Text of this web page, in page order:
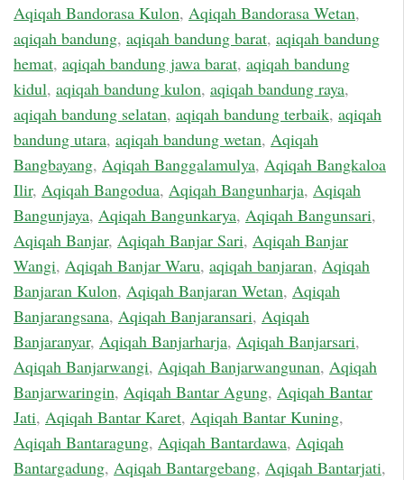
Aqiqah Bandorasa Kulon, Aqiqah Bandorasa Wetan,
aqiqah bandung, aqiqah bandung barat, aqiqah bandung
hemat, aqiqah bandung jawa barat, aqiqah bandung
kidul, aqiqah bandung kulon, aqiqah bandung raya,
aqiqah bandung selatan, aqiqah bandung terbaik, aqiqah
bandung utara, aqiqah bandung wetan, Aqiqah
Bangbayang, Aqiqah Banggalamulya, Aqiqah Bangkaloa
Ilir, Aqiqah Bangodua, Aqiqah Bangunharja, Aqiqah
Bangunjaya, Aqiqah Bangunkarya, Aqiqah Bangunsari,
Aqiqah Banjar, Aqiqah Banjar Sari, Aqiqah Banjar
Wangi, Aqiqah Banjar Waru, aqiqah banjaran, Aqiqah
Banjaran Kulon, Aqiqah Banjaran Wetan, Aqiqah
Banjarangsana, Aqiqah Banjaransari, Aqiqah
Banjaranyar, Aqiqah Banjarharja, Aqiqah Banjarsari,
Aqiqah Banjarwangi, Aqiqah Banjarwangunan, Aqiqah
Banjarwaringin, Aqiqah Bantar Agung, Aqiqah Bantar
Jati, Aqiqah Bantar Karet, Aqiqah Bantar Kuning,
Aqiqah Bantaragung, Aqiqah Bantardawa, Aqiqah
Bantargadung, Aqiqah Bantargebang, Aqiqah Bantarjati,